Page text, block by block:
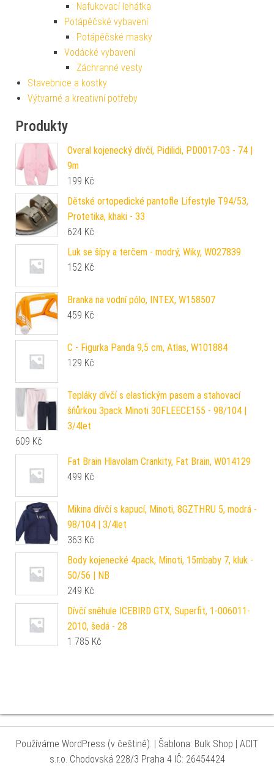
Nafukovací lehátka
Potápěčské vybavení
Potápěčské masky
Vodácké vybavení
Záchranné vesty
Stavebnice a kostky
Výtvarné a kreativní potřeby
Produkty
Overal kojenecký dívčí, Pidilidi, PD0017-03 - 74 |
9m
199 Kč
Dětské ortopedické pantofle Lifestyle T94/53,
Protetika, khaki - 33
624 Kč
Luk se šípy a terčem - modrý, Wiky, W027839
152 Kč
Branka na vodní pólo, INTEX, W158507
459 Kč
C - Figurka Panda 9,5 cm, Atlas, W101884
129 Kč
Tepláky dívčí s elastickým pasem a stahovací
šňůrkou 3pack Minoti 30FLEECE155 - 98/104 |
3/4let
609 Kč
Fat Brain Hlavolam Crankity, Fat Brain, W014129
499 Kč
Mikina dívčí s kapucí, Minoti, 8GZTHRU 5, modrá -
98/104 | 3/4let
363 Kč
Body kojenecké 4pack, Minoti, 15mbaby 7, kluk -
50/56 | NB
249 Kč
Dívčí sněhule ICEBIRD GTX, Superfit, 1-006011-
2010, šedá - 28
1 785 Kč
Používáme WordPress (v češtině). Šablona: Bulk Shop
| ACIT
s.r.o. Chodovská 228/3 Praha 4 IČ: 26454424